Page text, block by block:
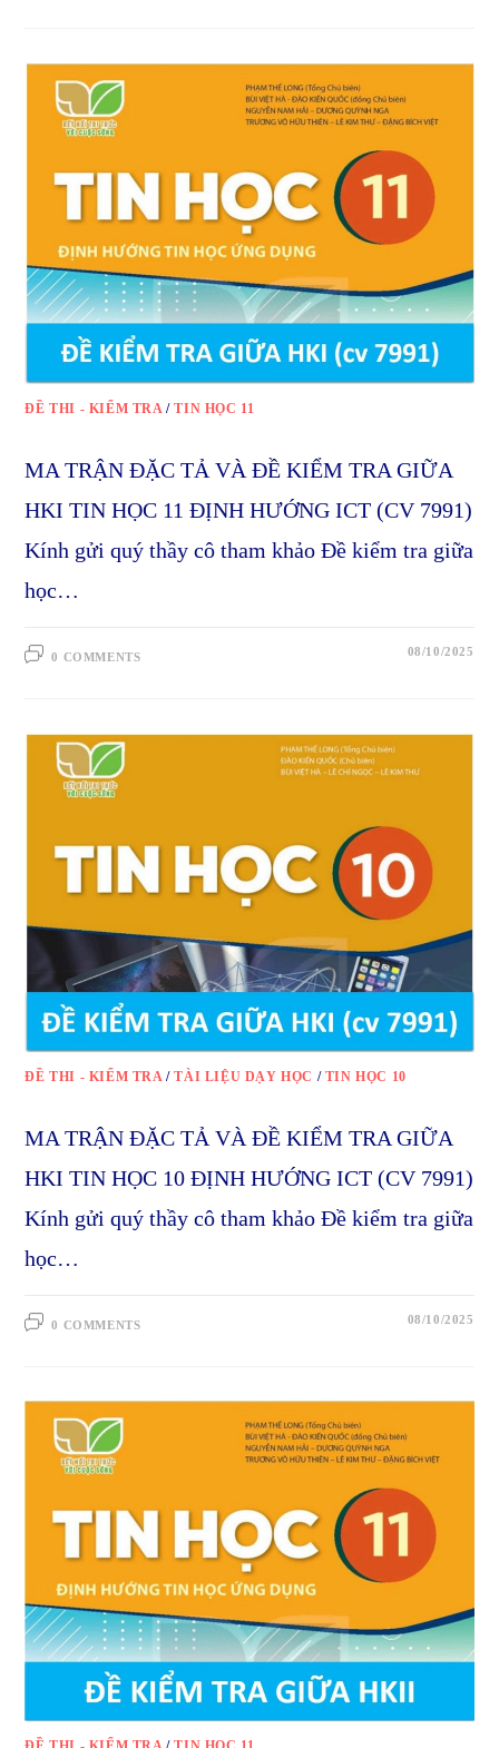
ĐỀ THI - KIỂM TRA/TIN HỌC 11
MA TRẬN ĐẶC TẢ VÀ ĐỀ KIỂM TRA GIỮA
HKI TIN HỌC 11 ĐỊNH HƯỚNG ICT (CV 7991)
Kính gửi quý thầy cô tham khảo Đề kiểm tra giữa
học…
0 COMMENTS 08/10/2025
ĐỀ THI - KIỂM TRA /TÀI LIỆU DẠY HỌC / TIN HỌC 10
MA TRẬN ĐẶC TẢ VÀ ĐỀ KIỂM TRA GIỮA
HKI TIN HỌC 10 ĐỊNH HƯỚNG ICT (CV 7991)
Kính gửi quý thầy cô tham khảo Đề kiểm tra giữa
học…
0 COMMENTS 08/10/2025